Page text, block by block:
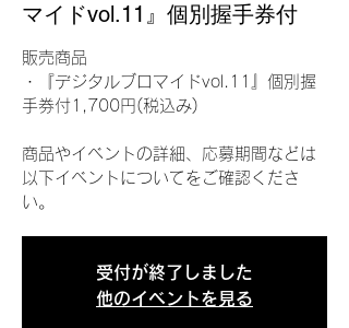
マイドvol.11』個別握手券付
販売商品
・『デジタルブロマイドvol.11』個別握
手券付1,700円(税込み)
商品やイベントの詳細、応募期間などは
以下イベントについてをご確認くださ
い。
受付が終了しました
他のイベントを見る